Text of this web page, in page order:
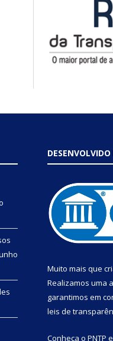
Muito mais que
Realizamos uma
garantimos em
leis de
Conheça o PNTP